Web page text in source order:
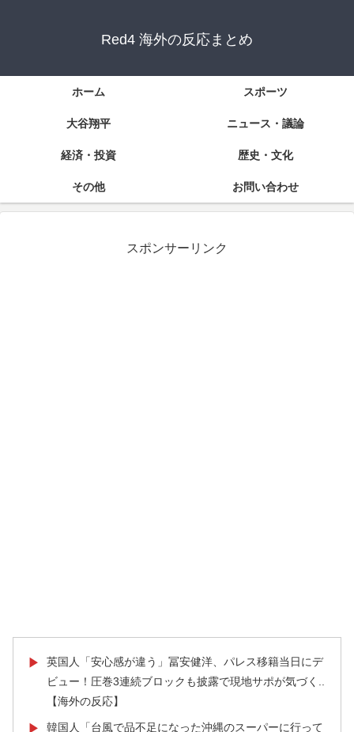
Red4 海外の反応まとめ
ホーム スポーツ
大谷翔平 ニュース・議論
経済・投資 歴史・文化
その他 お問い合わせ
スポンサーリンク
▶
英国人「安心感が違う」冨安健洋、パレス移籍当日にデ
ビュー！圧巻3連続ブロックも披露で現地サポが気づく..
【海外の反応】
▶
韓国人「台風で品不足になった沖縄のスーパーに行って